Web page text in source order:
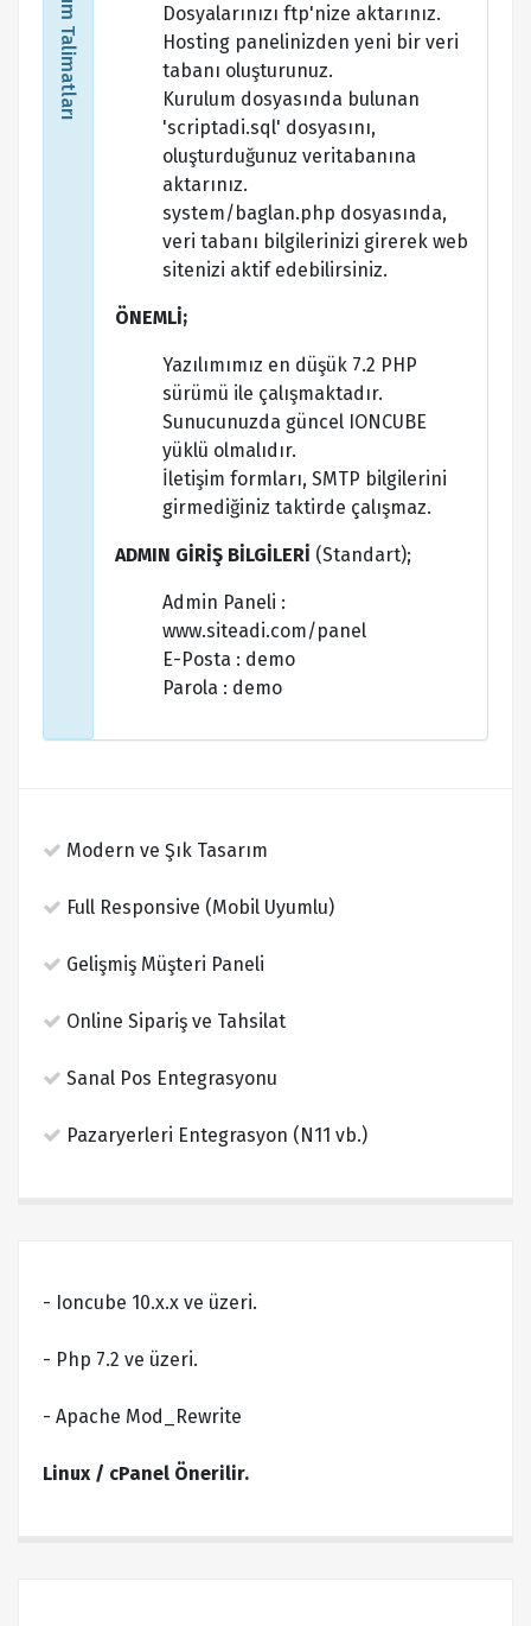
Dosyalarınızı ftp'nize aktarınız.
Hosting panelinizden yeni bir veri
tabanı oluşturunuz.
Kurulum dosyasında bulunan
'scriptadi.sql' dosyasını,
oluşturduğunuz veritabanına
aktarınız.
system/baglan.php dosyasında,
veri tabanı bilgilerinizi girerek web
sitenizi aktif edebilirsiniz.
ÖNEMLİ;
Yazılımımız en düşük 7.2 PHP
sürümü ile çalışmaktadır.
Sunucunuzda güncel IONCUBE
yüklü olmalıdır.
İletişim formları, SMTP bilgilerini
girmediğiniz taktirde çalışmaz.
ADMIN GİRİŞ BİLGİLERİ (Standart);
Admin Paneli :
www.siteadi.com/panel
E-Posta : demo
Parola : demo
Modern ve Şık Tasarım
Full Responsive (Mobil Uyumlu)
Gelişmiş Müşteri Paneli
Online Sipariş ve Tahsilat
Sanal Pos Entegrasyonu
Pazaryerleri Entegrasyon (N11 vb.)
- Ioncube 10.x.x ve üzeri.
- Php 7.2 ve üzeri.
- Apache Mod_Rewrite
Linux / cPanel Önerilir.